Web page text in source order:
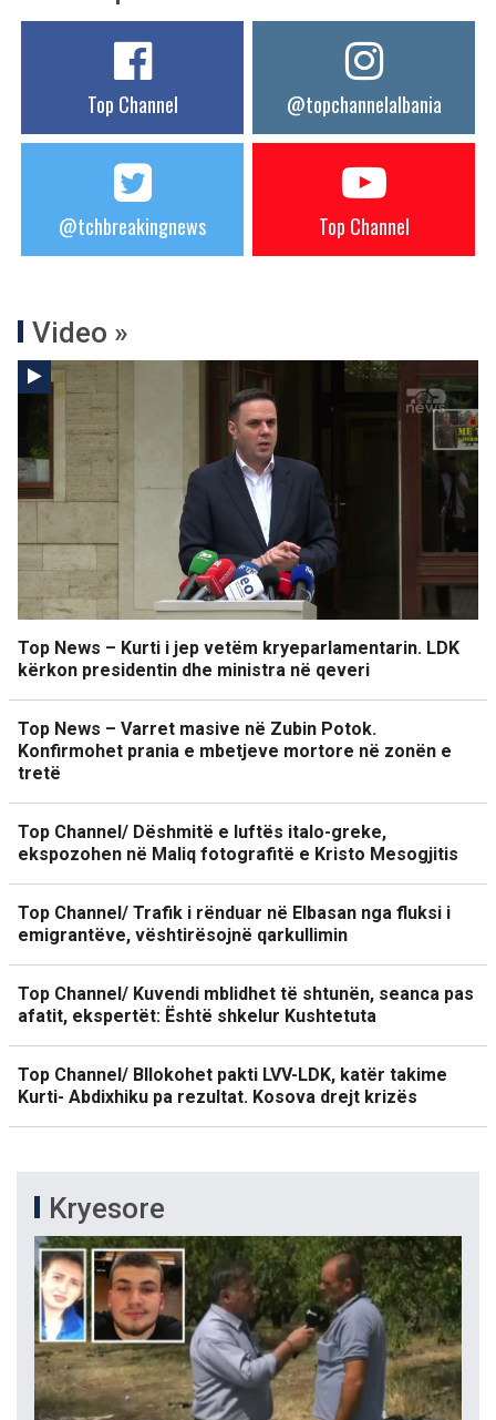
Top Channel @topchannelalbania
@tchbreakingnews Top Channel
Video »
Top News – Kurti i jep vetëm kryeparlamentarin. LDK
kërkon presidentin dhe ministra në qeveri
Top News – Varret masive në Zubin Potok.
Konfirmohet prania e mbetjeve mortore në zonën e
tretë
Top Channel/ Dëshmitë e luftës italo-greke,
ekspozohen në Maliq fotografitë e Kristo Mesogjitis
Top Channel/ Trafik i rënduar në Elbasan nga fluksi i
emigrantëve, vështirësojnë qarkullimin
Top Channel/ Kuvendi mblidhet të shtunën, seanca pas
afatit, ekspertët: Është shkelur Kushtetuta
Top Channel/ Bllokohet pakti LVV-LDK, katër takime
Kurti- Abdixhiku pa rezultat. Kosova drejt krizës
Kryesore